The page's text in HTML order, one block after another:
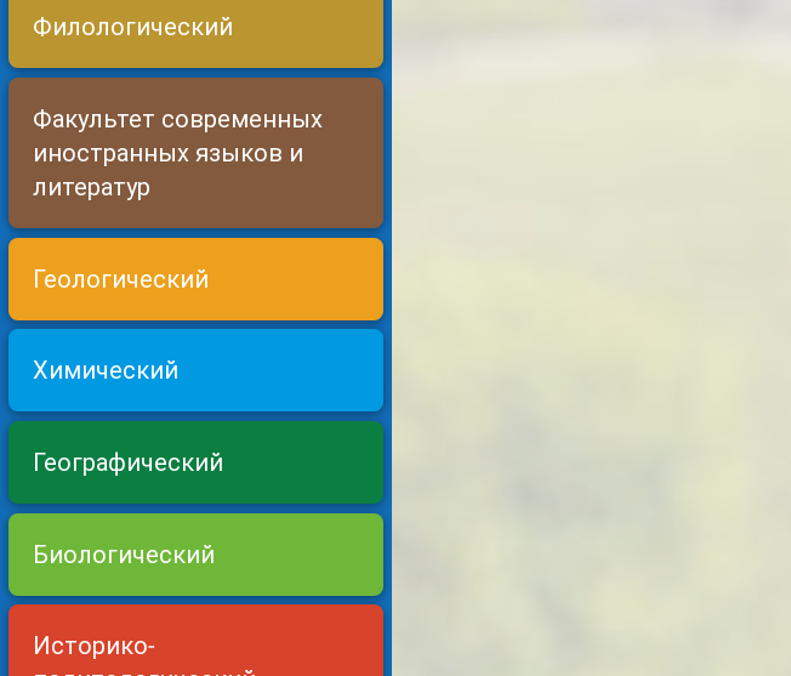
Филологический
Факультет современных
иностранных языков и
литератур
Геологический
Химический
Географический
Биологический
Историко-